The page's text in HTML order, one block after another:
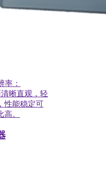
率：
晰直观，轻
性能稳定可
。